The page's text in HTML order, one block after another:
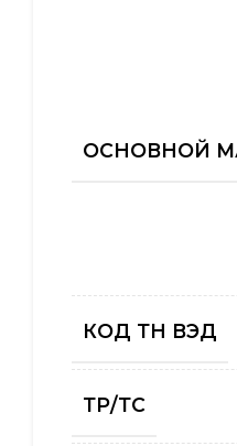
ОСНОВНОЙ
КОД ТН ВЭД
ТР/ТС